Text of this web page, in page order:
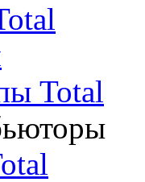
Total